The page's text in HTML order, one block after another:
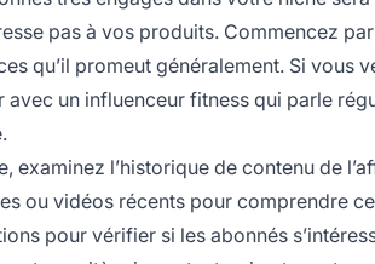
pas à vos produits. Commencez
qu’il promeut généralement. Si vous
un influenceur fitness qui parle
examinez l’historique de contenu de
ou vidéos récents pour comprendre
pour vérifier si les abonnés